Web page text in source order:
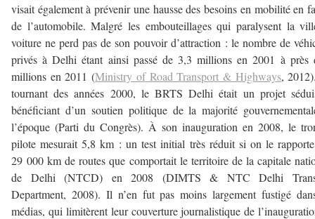
visait également à prévenir une hausse des besoins en mobilité en
de l’automobile. Malgré les embouteillages qui paralysent la
voiture ne perd pas de son pouvoir d’attraction : le nombre de
privés à Delhi étant ainsi passé de 3,3 millions en 2001 à près
millions en 2011 (Ministry of Road Transport & Highways,
tournant des années 2000, le BRTS Delhi était un projet
bénéficiant d’un soutien politique de la majorité
l’époque (Parti du Congrès). À son inauguration en 2008, le
pilote mesurait 5,8 km : un test initial très réduit si on le
29 000 km de routes que comportait le territoire de la capitale
de Delhi (NTCD) en 2008 (DIMTS & NTC Delhi
Department, 2008). Il n’en fut pas moins largement fustigé
médias, qui limitèrent leur couverture journalistique de